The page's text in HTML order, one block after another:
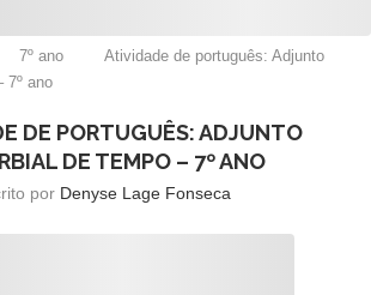
7º ano
Atividade de português: Adjunto
7º ano
DE PORTUGUÊS: ADJUNTO
DE TEMPO – 7º ANO
por Denyse Lage Fonseca